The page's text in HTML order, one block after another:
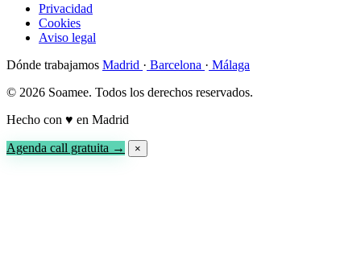
Privacidad
Cookies
Aviso legal
Dónde trabajamos Madrid · Barcelona · Málaga
© 2026 Soamee. Todos los derechos reservados.
Hecho con ♥ en Madrid
Agenda call gratuita → ×